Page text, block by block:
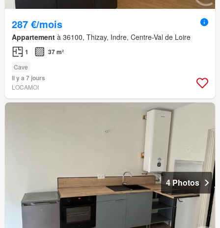
287 €/mois
Appartement à 36100, Thizay, Indre, Centre-Val de Loire
1 37 m²
Cave
Il y a 7 jours
LOCAMOI
4 Photos